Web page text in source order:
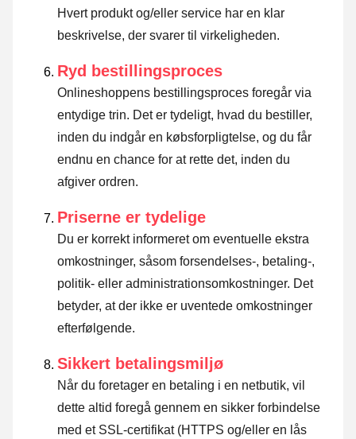
Hvert produkt og/eller service har en klar
beskrivelse, der svarer til virkeligheden.
Ryd bestillingsproces
Onlineshoppens bestillingsproces foregår via
entydige trin. Det er tydeligt, hvad du bestiller,
inden du indgår en købsforpligtelse, og du får
endnu en chance for at rette det, inden du
afgiver ordren.
Priserne er tydelige
Du er korrekt informeret om eventuelle ekstra
omkostninger, såsom forsendelses-, betaling-,
politik- eller administrationsomkostninger. Det
betyder, at der ikke er uventede omkostninger
efterfølgende.
Sikkert betalingsmiljø
Når du foretager en betaling i en netbutik, vil
dette altid foregå gennem en sikker forbindelse
med et SSL-certifikat (HTTPS og/eller en lås